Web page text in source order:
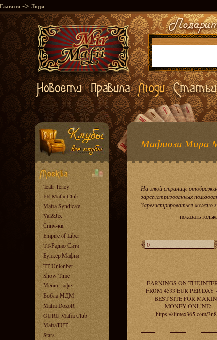
Главная -> Люди
Teatr Teney
PR Mafia Club
Mafia Syndicate
Val&Jee
Спич-ки
Empire of Liber
TT-Радио Сити
Бункер Мафии
TT-Unionbet
Show Time
Меню-кафе
Вобла МДМ
Mafia DozoR
GURU Mafia Club
MafiaTUT
Stars
Мафиози Мира
На этой странице
зарегистрированных
Зарегистрироваться можно
показать
EARNINGS ON THE
FROM 4533 EUR PER DAY
BEST SITE FOR
MONEY ONLINE:
https://slimex365.com/